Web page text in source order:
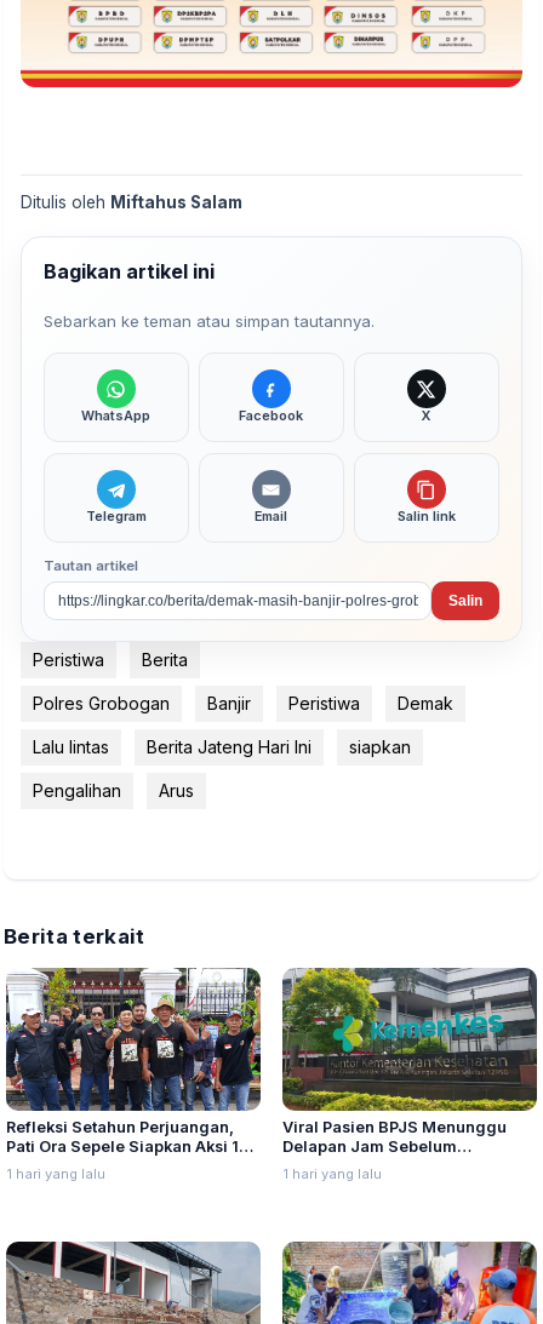
Ditulis oleh Miftahus Salam
Bagikan artikel ini
Sebarkan ke teman atau simpan tautannya.
WhatsApp Facebook X
Telegram Email Salin link
Tautan artikel
Salin
Peristiwa Berita
Polres Grobogan Banjir Peristiwa Demak
Lalu lintas Berita Jateng Hari Ini siapkan
Pengalihan Arus
Berita terkait
Refleksi Setahun Perjuangan,
Pati Ora Sepele Siapkan Aksi 10–
13 Agustus
1 hari yang lalu
Viral Pasien BPJS Menunggu
Delapan Jam Sebelum
Meninggal, Ini Penjelasan
Kemenkes
1 hari yang lalu